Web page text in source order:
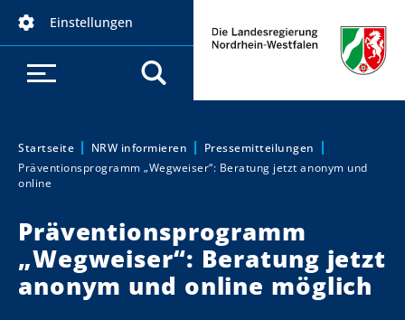
Einstellungen
Sie sind hier:
Startseite NRW informieren
Pressemitteilungen
Präventionsprogramm „Wegweiser“: Beratung jetzt anonym und
online
Präventionsprogramm
„Wegweiser“: Beratung jetzt
anonym und online möglich